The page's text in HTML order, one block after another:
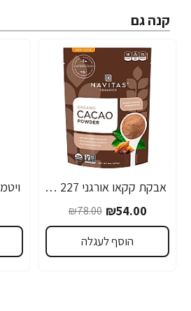
קנה גם
-31%
אבקת קקאו אורגני 227 גרם - מבית Navitas Organics
₪54.00
₪78.00
הוסף לעגלה
-25%